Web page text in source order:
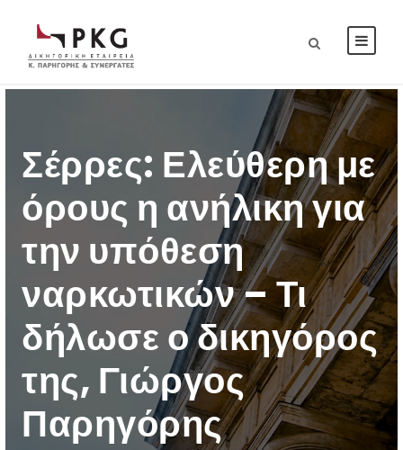
Σέρρες: Ελεύθερη με
όρους η ανήλικη για
την υπόθεση
ναρκωτικών – Τι
δήλωσε ο δικηγόρος
της, Γιώργος
Παρηγόρης